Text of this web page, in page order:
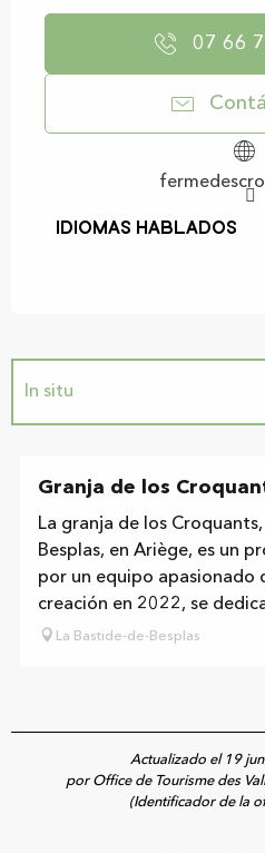
07 66
Idiomas hablados
Idiomas hablados
In situ
Granja de los
La granja de los
Besplas, en Ariège, es un
por un equipo apasionado
creación en 2022, se
La Bastide-de-Besplas
Actualizado el 19
por Office de Tourisme des
(Identificador de la